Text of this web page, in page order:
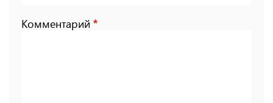
Комментарий